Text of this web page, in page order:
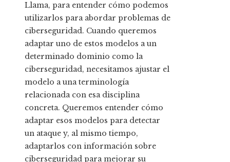
Llama, para entender cómo podemos
utilizarlos para abordar problemas de
ciberseguridad. Cuando queremos
adaptar uno de estos modelos a un
determinado dominio como la
ciberseguridad, necesitamos ajustar el
modelo a una terminología
relacionada con esa disciplina
concreta. Queremos entender cómo
adaptar esos modelos para detectar
un ataque y, al mismo tiempo,
adaptarlos con información sobre
ciberseguridad para mejorar su